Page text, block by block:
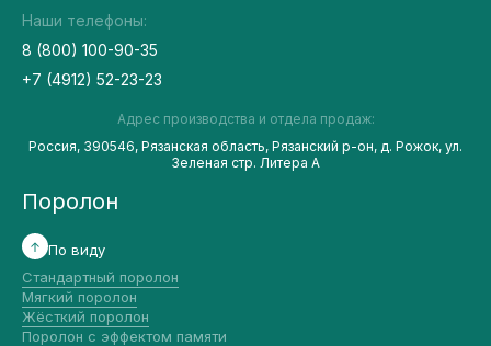
Наши телефоны:
8 (800) 100-90-35
+7 (4912) 52-23-23
Адрес производства и отдела продаж:
Россия, 390546, Рязанская область, Рязанский р-он, д. Рожок, ул.
Зеленая стр. Литера А
Поролон
По виду
Стандартный поролон
Мягкий поролон
Жёсткий поролон
Поролон с эффектом памяти